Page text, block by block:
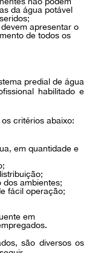
da água potável
apresentar o
de todos os
predial de água
habilitado e
critérios abaixo:
em quantidade e
dos ambientes;
fácil operação;
em
são diversos os